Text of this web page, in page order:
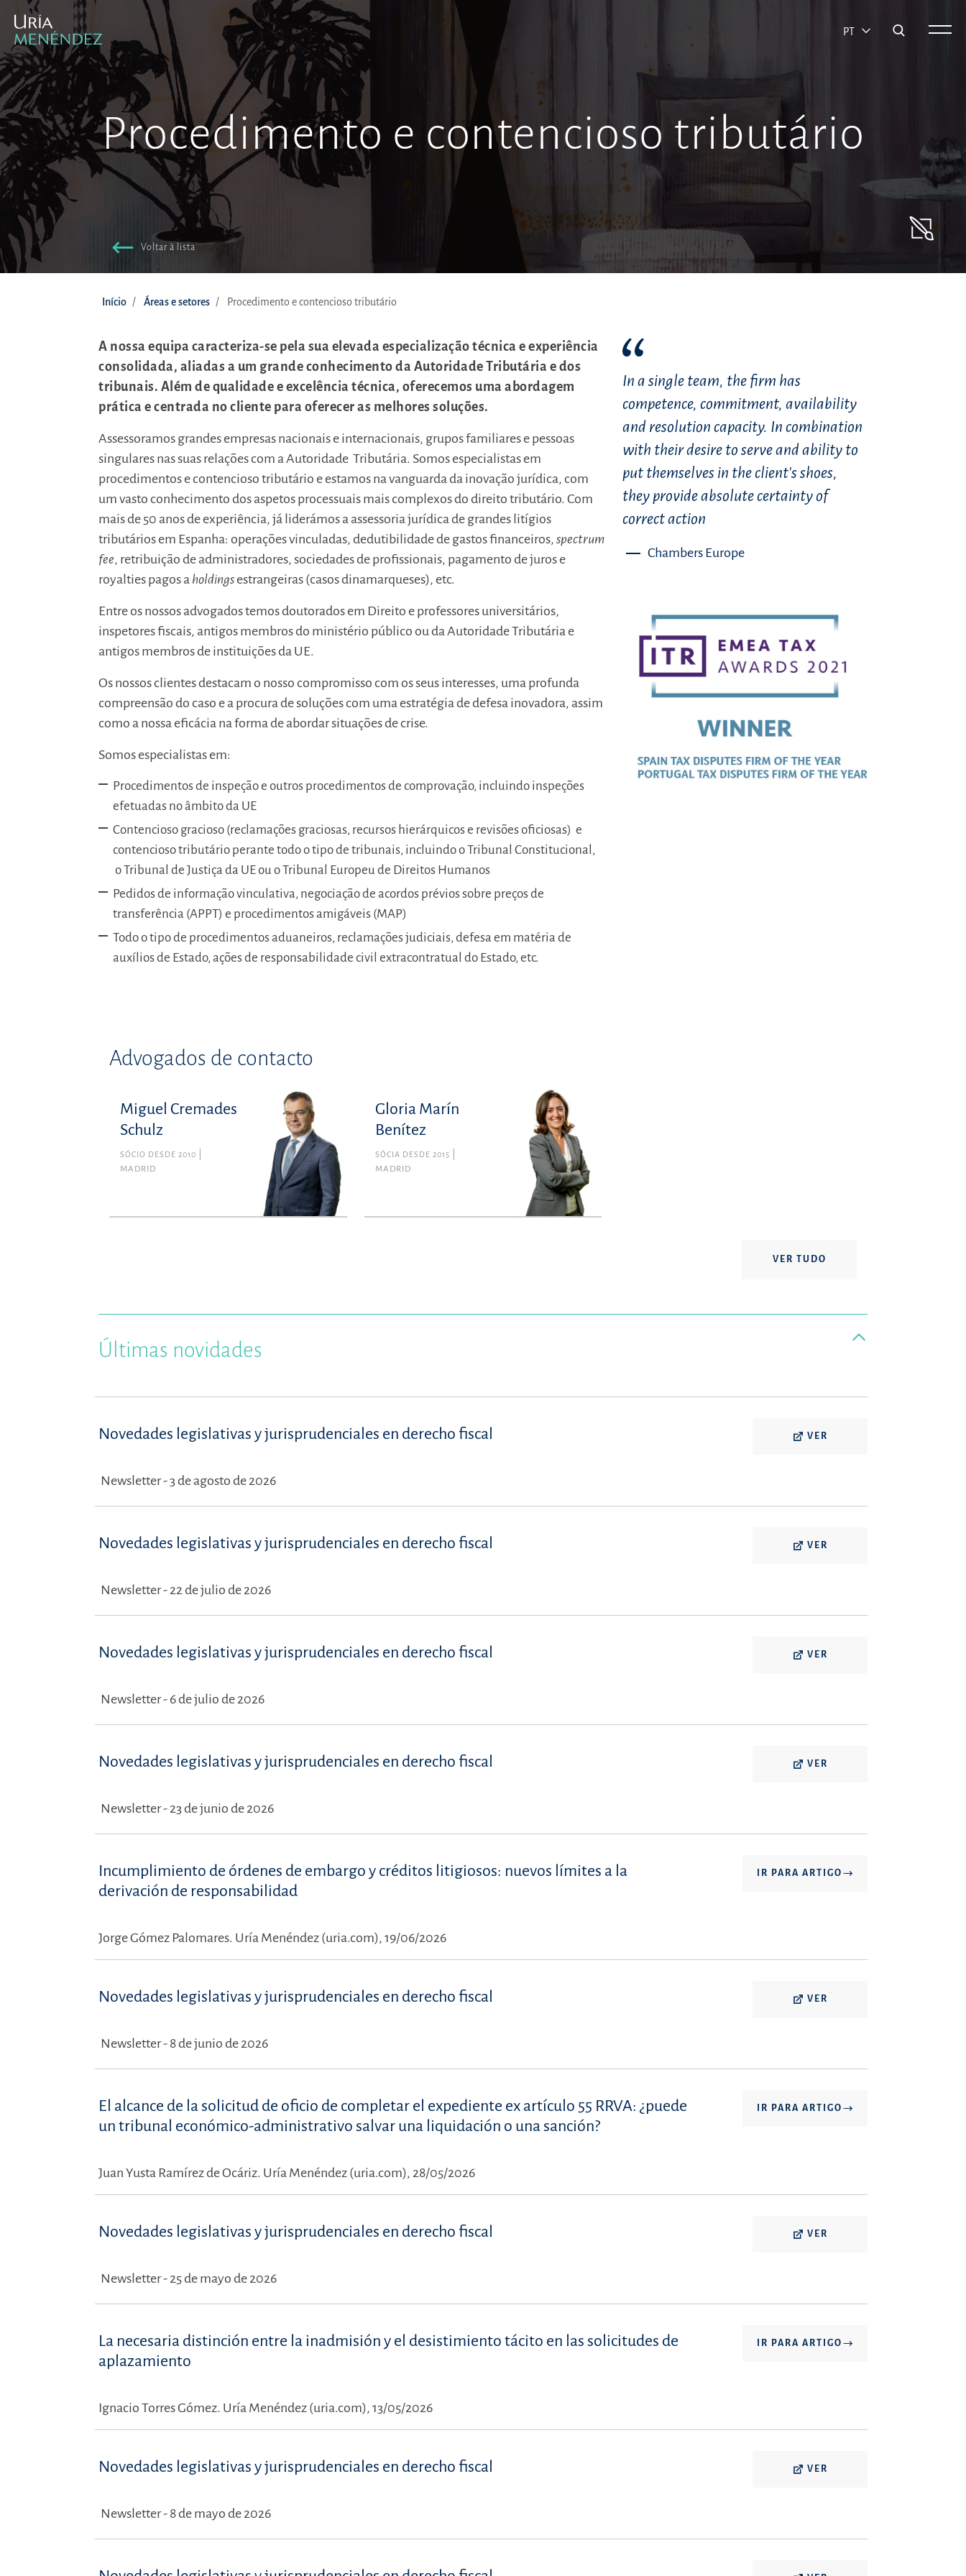
PT
Procedimento e contencioso tributário
Voltar à lista
Início Áreas e setores Procedimento e contencioso tributário
A nossa equipa caracteriza-se pela sua elevada especialização técnica e experiência
consolidada, aliadas a um grande conhecimento da Autoridade Tributária e dos
tribunais. Além de qualidade e excelência técnica, oferecemos uma abordagem
prática e centrada no cliente para oferecer as melhores soluções.
Assessoramos grandes empresas nacionais e internacionais, grupos familiares e pessoas
singulares nas suas relações com a Autoridade Tributária. Somos especialistas em
procedimentos e contencioso tributário e estamos na vanguarda da inovação jurídica, com
um vasto conhecimento dos aspetos processuais mais complexos do direito tributário. Com
mais de 50 anos de experiência, já liderámos a assessoria jurídica de grandes litígios
tributários em Espanha: operações vinculadas, dedutibilidade de gastos financeiros, spectrum
fee, retribuição de administradores, sociedades de profissionais, pagamento de juros e
royalties pagos a holdingsestrangeiras (casos dinamarqueses), etc.
Entre os nossos advogados temos doutorados em Direito e professores universitários,
inspetores fiscais, antigos membros do ministério público ou da Autoridade Tributária e
antigos membros de instituições da UE.
Os nossos clientes destacam o nosso compromisso com os seus interesses, uma profunda
compreensão do caso e a procura de soluções com uma estratégia de defesa inovadora, assim
como a nossa eficácia na forma de abordar situações de crise.
Somos especialistas em:
Procedimentos de inspeção e outros procedimentos de comprovação, incluindo inspeções
efetuadas no âmbito da UE
Contencioso gracioso (reclamações graciosas, recursos hierárquicos e revisões oficiosas) e
contencioso tributário perante todo o tipo de tribunais, incluindo o Tribunal Constitucional,
o Tribunal de Justiça da UE ou o Tribunal Europeu de Direitos Humanos
Pedidos de informação vinculativa, negociação de acordos prévios sobre preços de
transferência (APPT) e procedimentos amigáveis (MAP)
Todo o tipo de procedimentos aduaneiros, reclamações judiciais, defesa em matéria de
auxílios de Estado, ações de responsabilidade civil extracontratual do Estado, etc.
In a single team, the firm has
competence, commitment, availability
and resolution capacity. In combination
with their desire to serve and ability to
put themselves in the client's shoes,
they provide absolute certainty of
correct action
Chambers Europe
Advogados de contacto
Miguel Cremades
Schulz
SÓCIO DESDE 2010
MADRID
Gloria Marín
Benítez
SÓCIA DESDE 2015
MADRID
VER TUDO
Novedades legislativas y jurisprudenciales en derecho fiscal VER
Newsletter - 3 de agosto de 2026
Novedades legislativas y jurisprudenciales en derecho fiscal VER
Newsletter - 22 de julio de 2026
Novedades legislativas y jurisprudenciales en derecho fiscal VER
Newsletter - 6 de julio de 2026
Novedades legislativas y jurisprudenciales en derecho fiscal VER
Newsletter - 23 de junio de 2026
Incumplimiento de órdenes de embargo y créditos litigiosos: nuevos límites a la
derivación de responsabilidad
IR PARA ARTIGO
Jorge Gómez Palomares. Uría Menéndez (uria.com), 19/06/2026
Novedades legislativas y jurisprudenciales en derecho fiscal VER
Newsletter - 8 de junio de 2026
El alcance de la solicitud de oficio de completar el expediente ex artículo 55 RRVA: ¿puede
un tribunal económico-administrativo salvar una liquidación o una sanción?
IR PARA ARTIGO
Juan Yusta Ramírez de Ocáriz. Uría Menéndez (uria.com), 28/05/2026
Novedades legislativas y jurisprudenciales en derecho fiscal VER
Newsletter - 25 de mayo de 2026
La necesaria distinción entre la inadmisión y el desistimiento tácito en las solicitudes de
aplazamiento
IR PARA ARTIGO
Ignacio Torres Gómez. Uría Menéndez (uria.com), 13/05/2026
Novedades legislativas y jurisprudenciales en derecho fiscal VER
Newsletter - 8 de mayo de 2026
Últimas novidades